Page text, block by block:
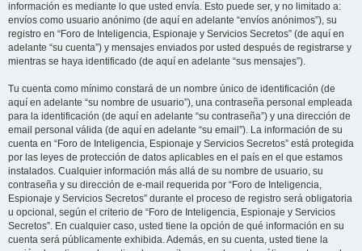
información es mediante lo que usted envía. Esto puede ser, y no limitado a:
envíos como usuario anónimo (de aquí en adelante “envíos anónimos”), su
registro en “Foro de Inteligencia, Espionaje y Servicios Secretos” (de aquí en
adelante “su cuenta”) y mensajes enviados por usted después de registrarse y
mientras se haya identificado (de aquí en adelante “sus mensajes”).
Tu cuenta como mínimo constará de un nombre único de identificación (de
aquí en adelante “su nombre de usuario”), una contraseña personal empleada
para la identificación (de aquí en adelante “su contraseña”) y una dirección de
email personal válida (de aquí en adelante “su email”). La información de su
cuenta en “Foro de Inteligencia, Espionaje y Servicios Secretos” está protegida
por las leyes de protección de datos aplicables en el país en el que estamos
instalados. Cualquier información más allá de su nombre de usuario, su
contraseña y su dirección de e-mail requerida por “Foro de Inteligencia,
Espionaje y Servicios Secretos” durante el proceso de registro será obligatoria
u opcional, según el criterio de “Foro de Inteligencia, Espionaje y Servicios
Secretos”. En cualquier caso, usted tiene la opción de qué información en su
cuenta será públicamente exhibida. Además, en su cuenta, usted tiene la